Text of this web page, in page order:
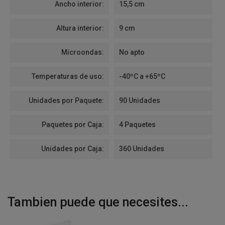
Ancho interior: 15,5 cm
Altura interior: 9 cm
Microondas: No apto
Temperaturas de uso: -40ºC a +65ºC
Unidades por Paquete: 90 Unidades
Paquetes por Caja: 4 Paquetes
Unidades por Caja: 360 Unidades
Tambien puede que necesites...